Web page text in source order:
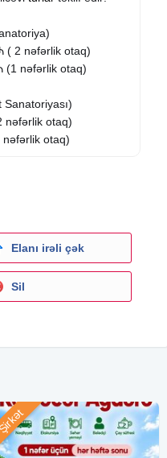
( 2 nəfərlik otaq)
(1 nəfərlik otaq)
Sanatoriyası)
nəfərlik otaq)
otaq)
Sanatoriya)
(Mədə-Bağırsaq
Oynaq‑Əzələ
Elanı irəli çək
Sil